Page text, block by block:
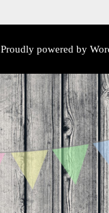
Proudly powered by